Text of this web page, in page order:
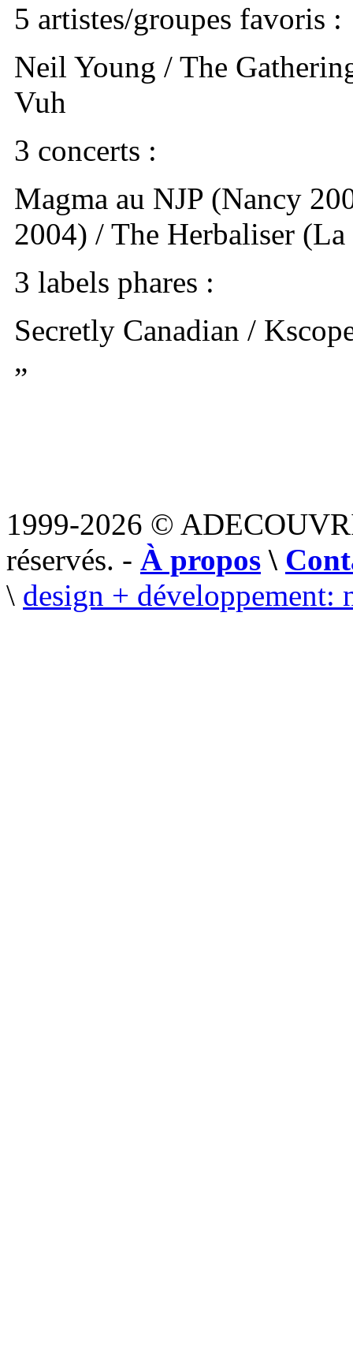
5 artistes/groupes favoris :
Neil Young / The
Vuh
3 concerts :
Magma au NJP (Nancy
2004) / The Herbaliser
3 labels phares :
Secretly Canadian /
”
1999-2026 ©
réservés. - À propos \
\ design + développement: